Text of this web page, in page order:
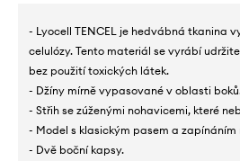
- Lyocell TENCEL je hedvábná tkanina
celulózy. Tento materiál se vyrábí
bez použití toxických látek.
- Džíny mírně vypasované v oblasti
- Střih se zúženými nohavicemi, které
- Model s klasickým pasem a zapínáním
- Dvě boční kapsy.